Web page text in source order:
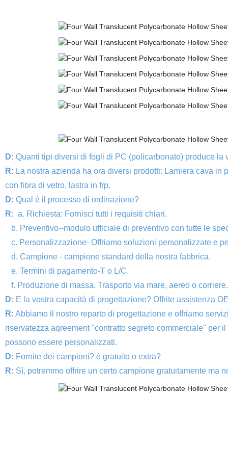
D: Quanti tipi diversi di fogli di PC (policarbonato) produce la
R: La nostra azienda ha ora diversi prodotti: Lamiera cava
con fibra di vetro, lastra in frp.
D: Qual è il processo di ordinazione?
R: a. Richiesta: Fornisci tutti i requisiti chiari.
b. Preventivo--modulo ufficiale di preventivo con tutte le
c. Personalizzazione- Offriamo soluzioni personalizzate e
d. Campione - campione standard della nostra fabbrica.
e. Termini di pagamento-T o L/C.
f. Produzione di massa. Trasporto via mare, aereo o
D: E la vostra capacità di progettazione? Offrite assistenza
R: Abbiamo il nostro reparto di progettazione e offriamo
riservatezza aqreement "contratto segreto commerciale" per
possono essere personalizzati.
D: Fornite dei campioni? è gratuito o extra?
R: Sì, potremmo offrire un certo campione gratuitamente ma